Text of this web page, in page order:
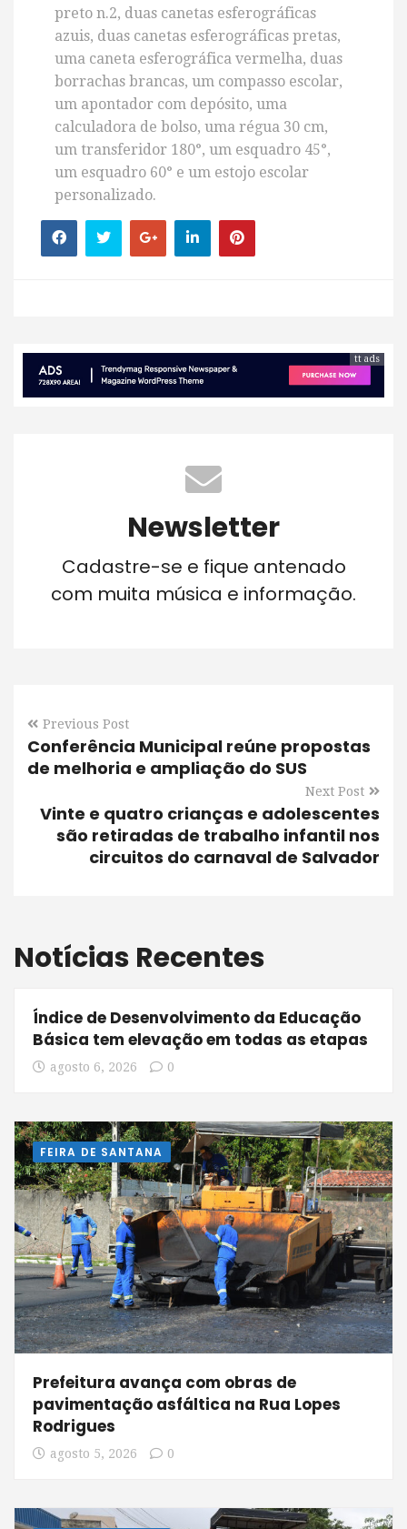
preto n.2, duas canetas esferográficas
azuis, duas canetas esferográficas pretas,
uma caneta esferográfica vermelha, duas
borrachas brancas, um compasso escolar,
um apontador com depósito, uma
calculadora de bolso, uma régua 30 cm,
um transferidor 180°, um esquadro 45°,
um esquadro 60° e um estojo escolar
personalizado.
tt ads
Newsletter
Cadastre-se e fique antenado
com muita música e informação.
Previous Post
Conferência Municipal reúne propostas
de melhoria e ampliação do SUS
Next Post
Vinte e quatro crianças e adolescentes
são retiradas de trabalho infantil nos
circuitos do carnaval de Salvador
Notícias Recentes
Índice de Desenvolvimento da Educação
Básica tem elevação em todas as etapas
agosto 6, 2026 0
FEIRA DE SANTANA
Prefeitura avança com obras de
pavimentação asfáltica na Rua Lopes
Rodrigues
agosto 5, 2026 0